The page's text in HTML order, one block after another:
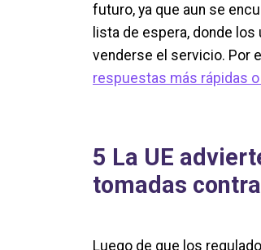
futuro, ya que aun se
lista de espera, donde
venderse el servicio. Por
respuestas más rápidas
5 La UE
tomadas
Luego de que los